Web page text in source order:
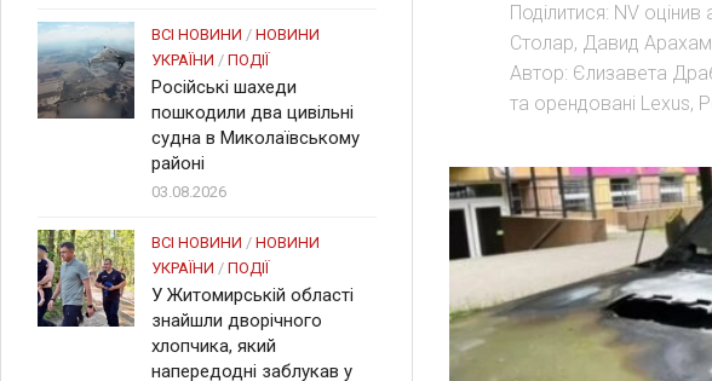
Поділитися: NV
Столар, Давид
Автор: Єлизавета
та орендовані Lexus,
ВСІ НОВИНИ / НОВИНИ
УКРАЇНИ / ПОДІЇ
Російські шахеди
пошкодили два цивільні
судна в Миколаївському
районі
03.08.2026
ВСІ НОВИНИ / НОВИНИ
УКРАЇНИ / ПОДІЇ
У Житомирській області
знайшли дворічного
хлопчика, який
напередодні заблукав у